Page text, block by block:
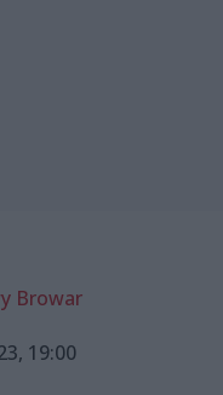
Browar
19:00